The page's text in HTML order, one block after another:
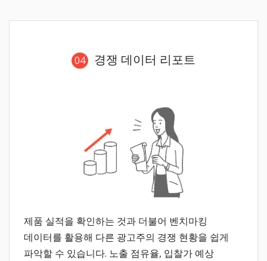
04 경쟁 데이터 리포트
제품 실적을 확인하는 것과 더불어 벤치마킹
데이터를 활용해 다른 광고주의 경쟁 현황을 쉽게
파악할 수 있습니다. 노출 점유율, 입찰가 예상